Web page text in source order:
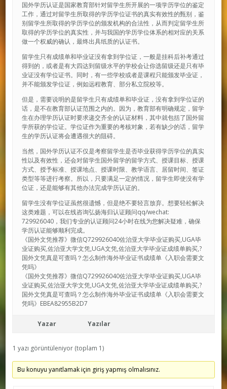
国外学历认证是国家教育部针对留学生所开展的一项学历学位的鉴定
工作，通过对留学生所取得的学历学位证书的真实有效性的甄别，鉴
别留学生所取得的学历学位的颁发机构的合法性，从而判定留学生所
取得的学历学位的真实性，并与我国的学历学位体系的相对应的关系
做一个权威的确认，最终出具纸质的认证书。
留学生只有成绩单和毕业证没有拿到学位证，一般是挂科后补考通过
得到的，或者是有大四达到留级水平的学校会让你选留级还是只有毕
业证没有学位证书。同时，有一些学校或者是课程只能颁发毕业证，
并不能颁发学位证，例如远程教育、部分私立院校等。
但是，需要说明的是留学生只有成绩单和毕业证，没有拿到学位证的
话，是不在教育部认证范围之内的。因为，教育部有明确规定，留学
生在办理学历认证时要求递交齐全的认证材料，其中就包括了国外留
学所获的学位证。学位证作为重要的考核对象，若有缺少的话，留学
生的学历认证将会遭遇很大的阻碍。
当然，国外学历认证不仅是考察留学生是否毕业获得学历学位的真实
性以及有效性，还会对留学生国外留学的留学方式、授课目标、授课
方式、授予标准、授课地点、授课时限、教学语言、居留时间、签证
类型等等进行考察。所以，只要满足一定的情况，留学生即使没有学
位证，还是能够有其他办法完成学历认证的。
留学生没有学位证虽然很遗憾，但是绝不要轻言放弃。想要轻松解决
这类难题，可以在线咨询弘扬海归认证顾问qq/wechat:
729926040，我们专业的认证顾问24小时在线为您解决疑难，确保
学历认证能够顺利完成。
《国外文凭推荐》微信Q729926040佐治亚大学毕业证购买,UGA毕
业证购买,佐治亚大学文凭,UGA文凭,佐治亚大学毕业证成绩单购买,?
国外文凭真是可查吗？怎么制作海外毕业证书成绩单《入职会需要文
凭吗》
《国外文凭推荐》微信Q729926040佐治亚大学毕业证购买,UGA毕
业证购买,佐治亚大学文凭,UGA文凭,佐治亚大学毕业证成绩单购买,?
国外文凭真是可查吗？怎么制作海外毕业证书成绩单《入职会需要文
凭吗》EBEA82955B2D7
Yazar Yazılar
1 yazı görüntüleniyor (toplam 1)
Bu konuyu yanıtlamak için giriş yapmış olmalısınız.